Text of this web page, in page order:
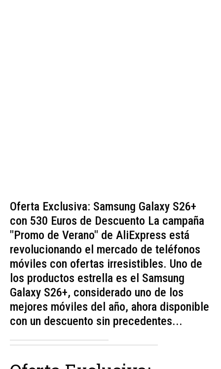
Oferta Exclusiva: Samsung Galaxy S26+
con 530 Euros de Descuento La campaña
"Promo de Verano" de AliExpress está
revolucionando el mercado de teléfonos
móviles con ofertas irresistibles. Uno de
los productos estrella es el Samsung
Galaxy S26+, considerado uno de los
mejores móviles del año, ahora disponible
con un descuento sin precedentes...